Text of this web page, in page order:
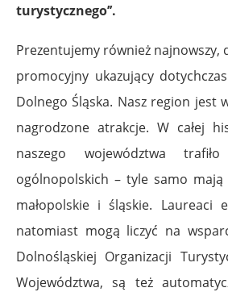
turystycznego’’.
Prezentujemy również najnowszy,
promocyjny ukazujący
Dolnego Śląska. Nasz region jest
nagrodzone atrakcje. W całej
naszego województwa
ogólnopolskich – tyle samo
małopolskie i śląskie. Laureaci
natomiast mogą liczyć na
Dolnośląskiej Organizacji
Województwa, są też